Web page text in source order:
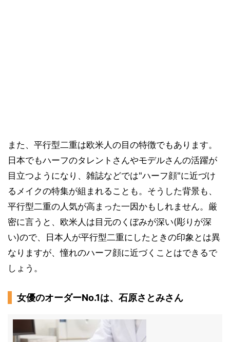
また、平行型二重は欧米人の目の特徴でもあります。
日本でもハーフのタレントさんやモデルさんの活躍が
目立つようになり、雑誌などでは"ハーフ顔"に近づけ
るメイクの特集が組まれることも。そうした背景も、
平行型二重の人気が高まった一因かもしれません。厳
密に言うと、欧米人は目元のくぼみが深い(彫りが深
い)ので、日本人が平行型二重にしたときの印象とは異
なりますが、憧れのハーフ顔に近づくことはできるで
しょう。
女優のオーダーNo.1は、石原さとみさん